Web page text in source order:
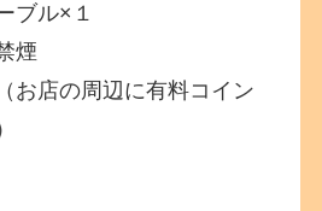
ブル×１
煙
店の周辺に有料コイン